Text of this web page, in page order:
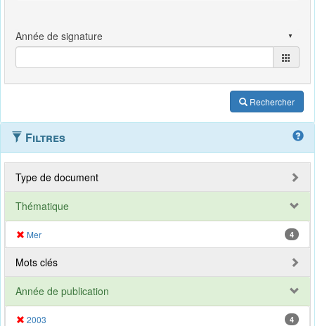
Rechercher
Filtres
Type de document
Thématique
Mer 4
Mots clés
Année de publication
2003 4